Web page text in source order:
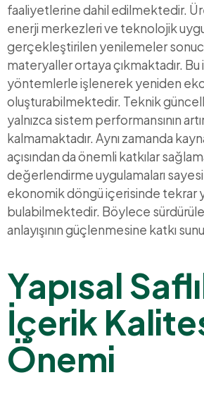
faaliyetlerine dahil edilmektedir.
enerji merkezleri ve teknolojik
gerçekleştirilen yenilemeler
materyaller ortaya çıkmaktadır.
yöntemlerle işlenerek yeniden
oluşturabilmektedir. Teknik
yalnızca sistem performansının
kalmamaktadır. Aynı zamanda
açısından da önemli katkılar
değerlendirme uygulamaları
ekonomik döngü içerisinde tekrar
bulabilmektedir. Böylece
anlayışının güçlenmesine katkı
Yapısal
İçerik
Önemi